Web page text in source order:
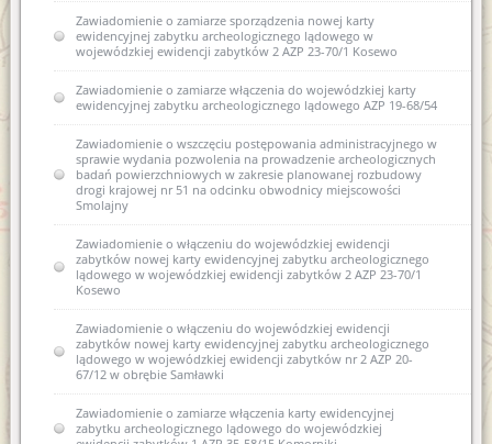
Zawiadomienie o zamiarze sporządzenia nowej karty
ewidencyjnej zabytku archeologicznego lądowego w
wojewódzkiej ewidencji zabytków 2 AZP 23-70/1 Kosewo
Zawiadomienie o zamiarze włączenia do wojewódzkiej karty
ewidencyjnej zabytku archeologicznego lądowego AZP 19-68/54
Zawiadomienie o wszczęciu postępowania administracyjnego w
sprawie wydania pozwolenia na prowadzenie archeologicznych
badań powierzchniowych w zakresie planowanej rozbudowy
drogi krajowej nr 51 na odcinku obwodnicy miejscowości
Smolajny
Zawiadomienie o włączeniu do wojewódzkiej ewidencji
zabytków nowej karty ewidencyjnej zabytku archeologicznego
lądowego w wojewódzkiej ewidencji zabytków 2 AZP 23-70/1
Kosewo
Zawiadomienie o włączeniu do wojewódzkiej ewidencji
zabytków nowej karty ewidencyjnej zabytku archeologicznego
lądowego w wojewódzkiej ewidencji zabytków nr 2 AZP 20-
67/12 w obrębie Samławki
Zawiadomienie o zamiarze włączenia karty ewidencyjnej
zabytku archeologicznego lądowego do wojewódzkiej